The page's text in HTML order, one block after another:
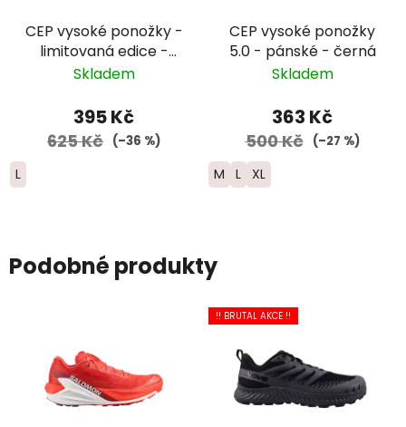
CEP vysoké ponožky -
limitovaná edice -
pánské - bílá/růžová/
Skladem
395 Kč
625 Kč (–36 %)
L
CEP vysoké ponožky
5.0 - pánské - černá
Skladem
363 Kč
500 Kč (–27 %)
M L XL
Podobné produkty
!! BRUTAL AKCE !!